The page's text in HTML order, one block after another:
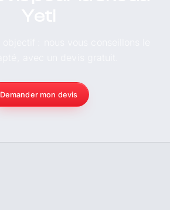
Demander mon devis